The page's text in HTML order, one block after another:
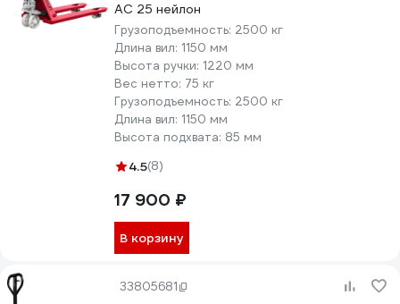
AC 25 нейлон
Грузоподъемность: 2500 кг
Длина вил: 1150 мм
Высота ручки: 1220 мм
Вес нетто: 75 кг
Грузоподъемность: 2500 кг
Длина вил: 1150 мм
Высота подхвата: 85 мм
4.5(8)
17 900 ₽
В корзину
33805681